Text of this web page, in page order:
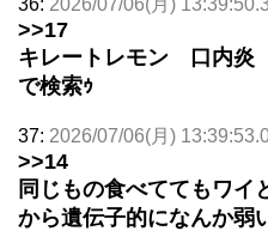
>>17
キレートレモン 口内炎
で検索ｩ
37: 2026/07/06(月)
>>14
同じもの食べててもワイ
から遺伝子的になんか弱